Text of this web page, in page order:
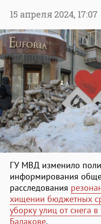
15 апреля 2024, 17:07
ГУ МВД изменило
информирования
расследования
хищении бюджетных
уборку улиц от снега
Балакове.